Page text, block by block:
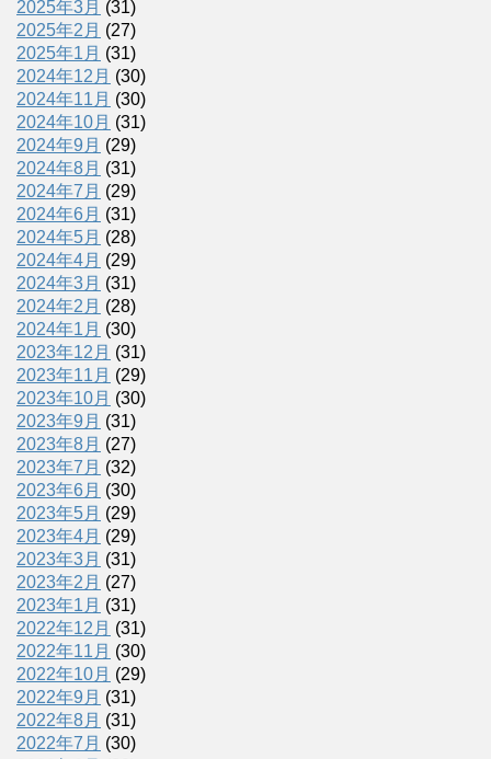
2025年3月 (31)
2025年2月 (27)
2025年1月 (31)
2024年12月 (30)
2024年11月 (30)
2024年10月 (31)
2024年9月 (29)
2024年8月 (31)
2024年7月 (29)
2024年6月 (31)
2024年5月 (28)
2024年4月 (29)
2024年3月 (31)
2024年2月 (28)
2024年1月 (30)
2023年12月 (31)
2023年11月 (29)
2023年10月 (30)
2023年9月 (31)
2023年8月 (27)
2023年7月 (32)
2023年6月 (30)
2023年5月 (29)
2023年4月 (29)
2023年3月 (31)
2023年2月 (27)
2023年1月 (31)
2022年12月 (31)
2022年11月 (30)
2022年10月 (29)
2022年9月 (31)
2022年8月 (31)
2022年7月 (30)